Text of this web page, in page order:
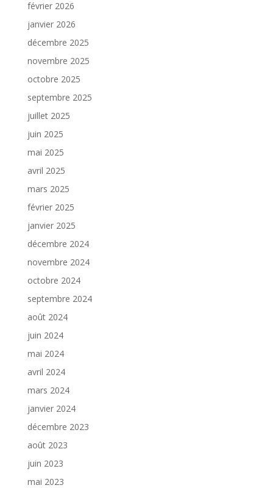
février 2026
janvier 2026
décembre 2025
novembre 2025
octobre 2025
septembre 2025
juillet 2025
juin 2025
mai 2025
avril 2025
mars 2025
février 2025
janvier 2025
décembre 2024
novembre 2024
octobre 2024
septembre 2024
août 2024
juin 2024
mai 2024
avril 2024
mars 2024
janvier 2024
décembre 2023
août 2023
juin 2023
mai 2023